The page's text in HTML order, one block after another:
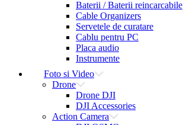
Baterii / Baterii reincarcabile
Cable Organizers
Servetele de curatare
Cablu pentru PC
Placa audio
Instrumente
Foto si Video
Drone
Drone DJI
DJI Accessories
Action Camera